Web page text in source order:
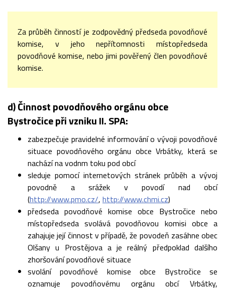
Za průběh činností je zodpovědný předseda povodňové
komise, v jeho nepřítomnosti místopředseda
povodňové komise, nebo jimi pověřený člen povodňové
komise.
d) Činnost povodňového orgánu obce
Bystročice při vzniku II. SPA:
zabezpečuje pravidelné informování o vývoji povodňové
situace povodňového orgánu obce Vrbátky, která se
nachází na vodnm toku pod obcí
sleduje pomocí internetových stránek průběh a vývoj
povodně a srážek v povodí nad obcí
(http://www.pmo.cz/, http://www.chmi.cz)
předseda povodňové komise obce Bystročice nebo
místopředseda svolává povodňovou komisi obce a
zahajuje její činnost v případě, že povodeň zasáhne obec
Olšany u Prostějova a je reálný předpoklad dalšího
zhoršování povodňové situace
svolání povodňové komise obce Bystročice se
oznamuje povodňovému orgánu obcí Vrbátky,